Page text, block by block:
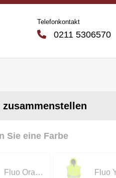
Telefonkontakt
0211 5306570
zusammenstellen
Sie eine Farbe
Fluo Orange Fluo